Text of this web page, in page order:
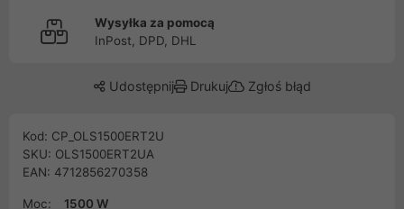
Wysyłka za pomocą
InPost, DPD, DHL
Udostępnij Drukuj Zgłoś błąd
Kod: CP_OLS1500ERT2U
SKU: OLS1500ERT2UA
EAN: 4712856270358
Moc:
1500 W